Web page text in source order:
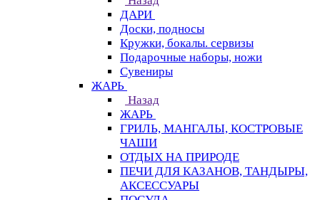
ДАРИ
Доски, подносы
Кружки, бокалы. сервизы
Подарочные наборы, ножи
Сувениры
ЖАРЬ
Назад
ЖАРЬ
ГРИЛЬ, МАНГАЛЫ, КОСТРОВЫЕ
ЧАШИ
ОТДЫХ НА ПРИРОДЕ
ПЕЧИ ДЛЯ КАЗАНОВ, ТАНДЫРЫ,
АКСЕССУАРЫ